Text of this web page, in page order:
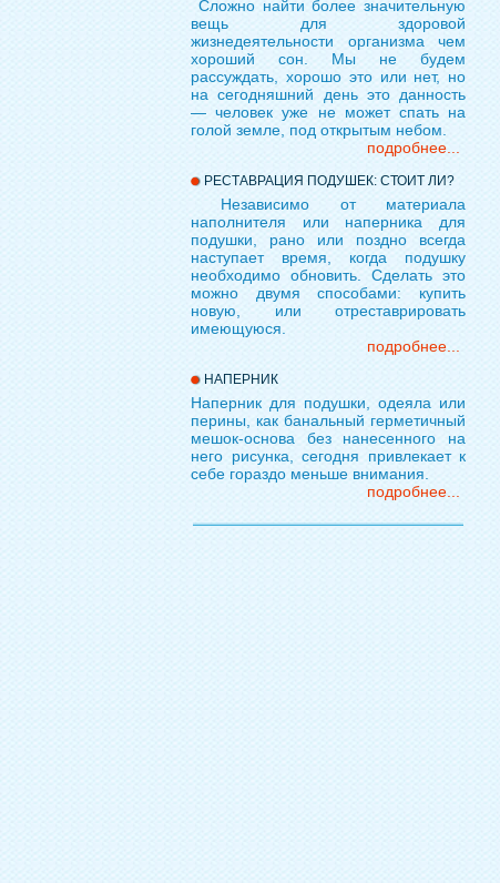
Сложно найти более значительную
вещь для здоровой
жизнедеятельности организма чем
хороший сон. Мы не будем
рассуждать, хорошо это или нет, но
на сегодняшний день это данность
— человек уже не может спать на
голой земле, под открытым небом.
подробнее...
РЕСТАВРАЦИЯ ПОДУШЕК: СТОИТ ЛИ?
Независимо от материала
наполнителя или наперника для
подушки, рано или поздно всегда
наступает время, когда подушку
необходимо обновить. Сделать это
можно двумя способами: купить
новую, или отреставрировать
имеющуюся.
подробнее...
НАПЕРНИК
Наперник для подушки, одеяла или
перины, как банальный герметичный
мешок-основа без нанесенного на
него рисунка, сегодня привлекает к
себе гораздо меньше внимания.
подробнее...